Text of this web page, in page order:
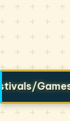
Games)